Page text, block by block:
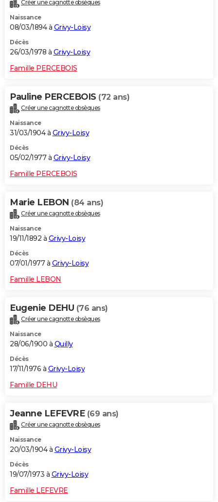
Créer une cagnotte obsèques
Naissance
08/03/1894 à Grivy-Loisy
Décès
26/03/1978 à Grivy-Loisy
Famille PERCEBOIS
Pauline PERCEBOIS (72 ans)
Créer une cagnotte obsèques
Naissance
31/03/1904 à Grivy-Loisy
Décès
05/02/1977 à Grivy-Loisy
Famille PERCEBOIS
Marie LEBON (84 ans)
Créer une cagnotte obsèques
Naissance
19/11/1892 à Grivy-Loisy
Décès
07/01/1977 à Grivy-Loisy
Famille LEBON
Eugenie DEHU (76 ans)
Créer une cagnotte obsèques
Naissance
28/06/1900 à Quilly
Décès
17/11/1976 à Grivy-Loisy
Famille DEHU
Jeanne LEFEVRE (69 ans)
Créer une cagnotte obsèques
Naissance
20/03/1904 à Grivy-Loisy
Décès
19/07/1973 à Grivy-Loisy
Famille LEFEVRE